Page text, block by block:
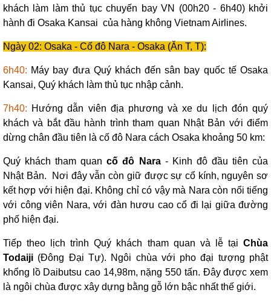
khách làm làm thủ tục chuyến bay VN (00h20 - 6h40) khởi
hành đi Osaka Kansai của hàng không Vietnam Airlines.
Ngày 02: Osaka - Cố đô Nara - Osaka (Ăn T, T):
6h40: Máy bay đưa Quý khách đến sân bay quốc tế Osaka
Kansai, Quý khách làm thủ tục nhập cảnh.
7h40: Hướng dẫn viên địa phương và xe du lịch đón quý
khách và bắt đầu hành trình tham quan Nhật Bản với điểm
dừng chân đầu tiên là cố đô Nara cách Osaka khoảng 50 km:
Quý khách tham quancố đô Nara- Kinh đô đầu tiên của
Nhật Bản. Nơi đây vẫn còn giữ được sự cổ kính, nguyên sơ
kết hợp với hiện đại. Không chỉ có vậy mà Nara còn nổi tiếng
với công viên Nara, với đàn hươu cao cổ đi lại giữa đường
phố hiện đại.
Tiếp theo lịch trình Quý khách tham quan và lễ tại Chùa
Todaiji (Đông Đại Tự). Ngôi chùa với pho đại tượng phật
khổng lồ Daibutsu cao 14,98m, nặng 550 tấn. Đây được xem
là ngôi chùa được xây dựng bằng gỗ lớn bậc nhất thế giới.